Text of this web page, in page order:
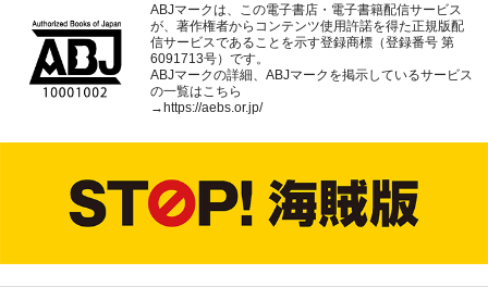
ABJマークは、この電子書店・電子書籍配信サービス
が、著作権者からコンテンツ使用許諾を得た正規版配
信サービスであることを示す登録商標（登録番号 第
6091713号）です。
ABJマークの詳細、ABJマークを掲示しているサービス
の一覧はこちら
→ https://aebs.or.jp/